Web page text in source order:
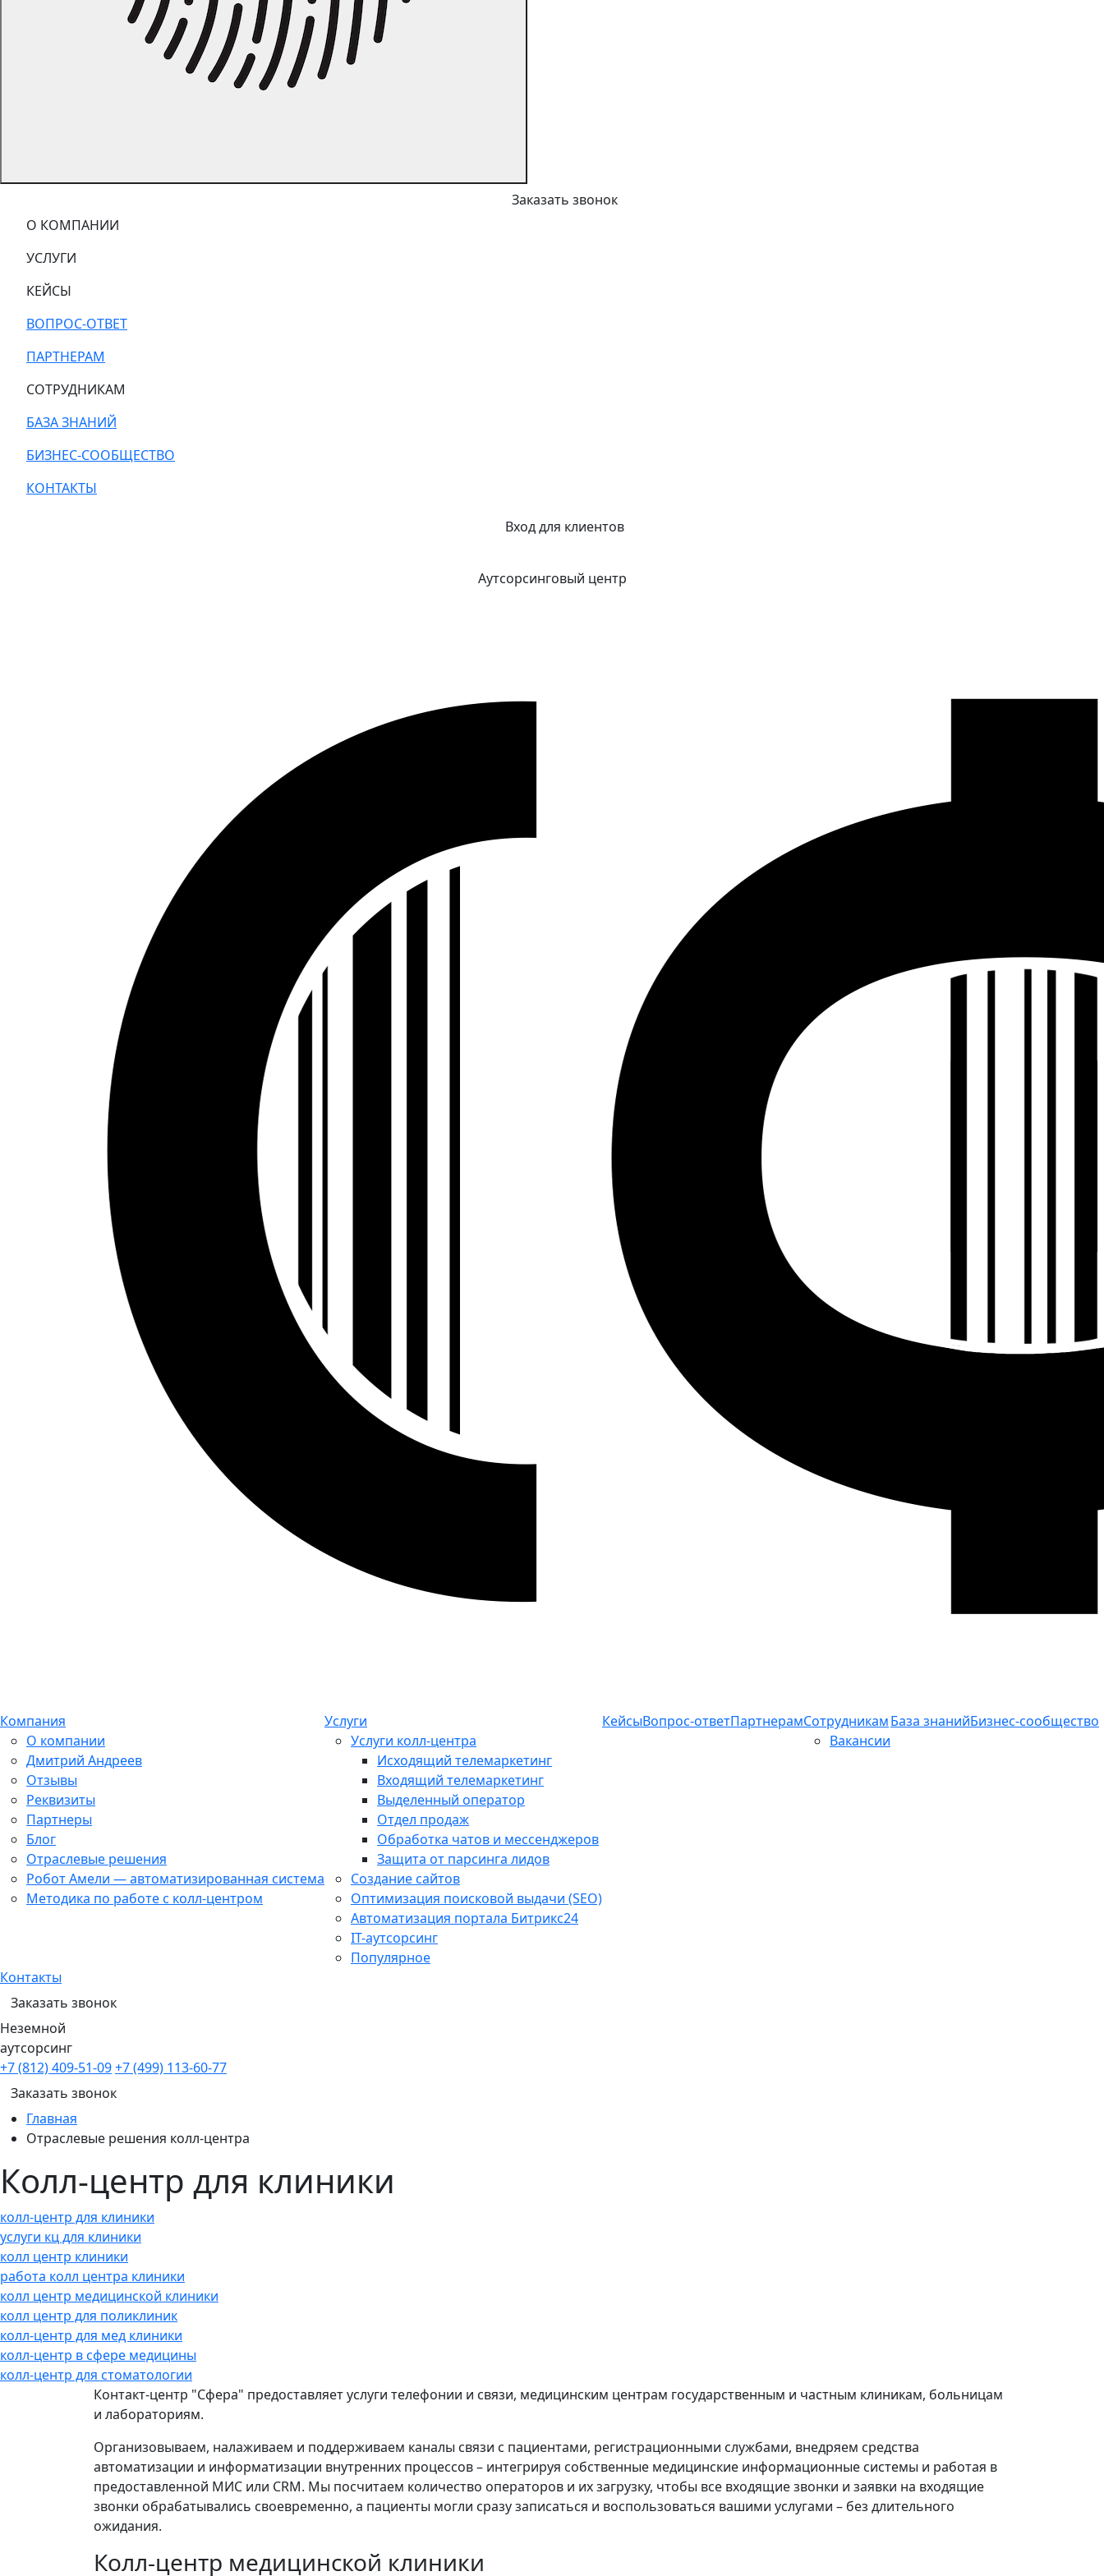
Заказать звонок
О КОМПАНИИ
УСЛУГИ
КЕЙСЫ
ВОПРОС-ОТВЕТ
ПАРТНЕРАМ
СОТРУДНИКАМ
БАЗА ЗНАНИЙ
БИЗНЕС-СООБЩЕСТВО
КОНТАКТЫ
Вход для клиентов
Аутсорсинговый центр
Компания
О компании
Дмитрий Андреев
Отзывы
Реквизиты
Партнеры
Блог
Отраслевые решения
Робот Амели — автоматизированная система
Методика по работе с колл-центром
Услуги
Услуги колл-центра
Исходящий телемаркетинг
Входящий телемаркетинг
Выделенный оператор
Отдел продаж
Обработка чатов и мессенджеров
Защита от парсинга лидов
Создание сайтов
Оптимизация поисковой выдачи (SEO)
Автоматизация портала Битрикс24
IT-аутсорсинг
Популярное
КейсыВопрос-ответПартнерамСотрудникам
Вакансии
База знанийБизнес-сообщество
Контакты
Заказать звонок
Неземной
аутсорсинг
+7 (812) 409-51-09+7 (499) 113-60-77
Заказать звонок
Главная
Отраслевые решения колл-центра
Колл-центр для клиники
колл-центр для клиники
услуги кц для клиники
колл центр клиники
работа колл центра клиники
колл центр медицинской клиники
колл центр для поликлиник
колл-центр для мед клиники
колл-центр в сфере медицины
колл-центр для стоматологии
Контакт-центр "Сфера" предоставляет услуги телефонии и связи, медицинским центрам государственным и частным клиникам, больницам
и лабораториям.
Организовываем, налаживаем и поддерживаем каналы связи с пациентами, регистрационными службами, внедряем средства
автоматизации и информатизации внутренних процессов – интегрируя собственные медицинские информационные системы и работая в
предоставленной МИС или CRM. Мы посчитаем количество операторов и их загрузку, чтобы все входящие звонки и заявки на входящие
звонки обрабатывались своевременно, а пациенты могли сразу записаться и воспользоваться вашими услугами – без длительного
ожидания.
Колл-центр медицинской клиники